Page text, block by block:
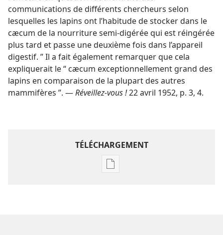
communications de différents chercheurs selon
lesquelles les lapins ont l’habitude de stocker dans le
cæcum de la nourriture semi-digérée qui est réingérée
plus tard et passe une deuxième fois dans l’appareil
digestif. ” Il a fait également remarquer que cela
expliquerait le “ cæcum exceptionnellement grand des
lapins en comparaison de la plupart des autres
mammifères ”. —Réveillez-vous !22 avril 1952, p. 3, 4.
TÉLÉCHARGEMENT
Options